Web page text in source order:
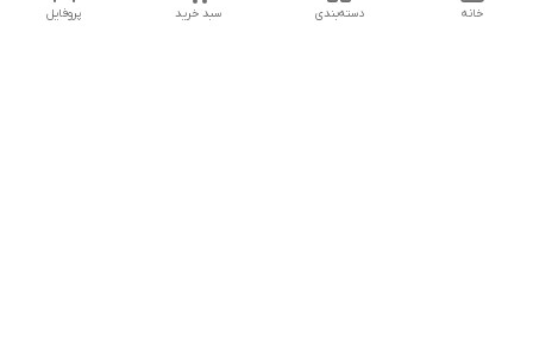
پروفایل سبد خرید دسته‌بندی خانه